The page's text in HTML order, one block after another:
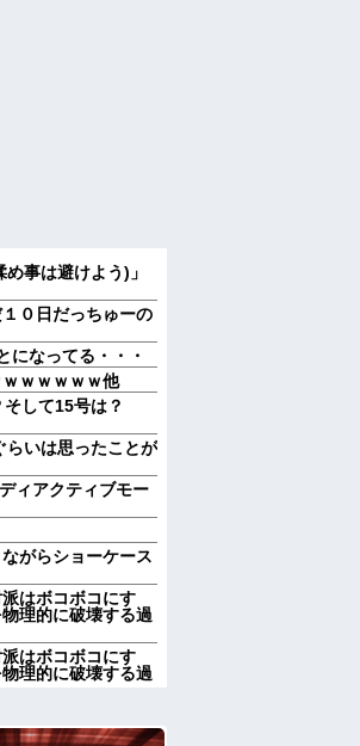
事は避けよう)」
０日だっちゅーの
になってる・・・
ｗｗｗｗｗ他
して15号は？
らいは思ったことが
ィアクティブモー
がらショーケース
はボコボコにす
理的に破壊する過
はボコボコにす
理的に破壊する過